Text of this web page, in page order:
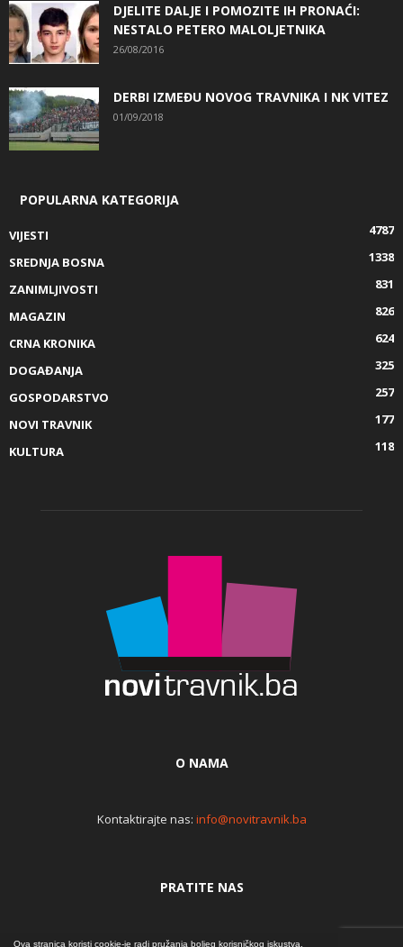
Ova stranica koristi cookie-je radi pružanja boljeg korisničkog iskustva.
DJELITE DALJE I POMOZITE IH PRONAĆI:
NESTALO PETERO MALOLJETNIKA
26/08/2016
DERBI IZMEĐU NOVOG TRAVNIKA I NK VITEZ
01/09/2018
POPULARNA KATEGORIJA
VIJESTI
4787
SREDNJA BOSNA
1338
ZANIMLJIVOSTI
831
MAGAZIN
826
CRNA KRONIKA
624
DOGAĐANJA
325
GOSPODARSTVO
257
NOVI TRAVNIK
177
KULTURA
118
O NAMA
Kontaktirajte nas: info@novitravnik.ba
PRATITE NAS